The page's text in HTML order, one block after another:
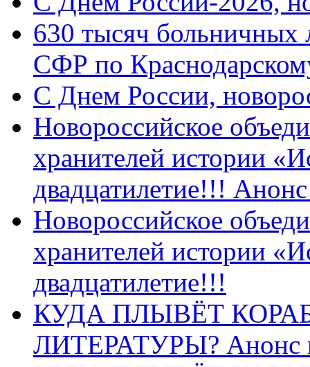
630 тысяч больничных
СФР по
C Днем России,
Новороссийское
хранителей истории
двадцатилетие!!!
Новороссийское
хранителей истории
двадцатилетие!!!
КУДА ПЛЫВЁТ
ЛИТЕРАТУРЫ? Анонс